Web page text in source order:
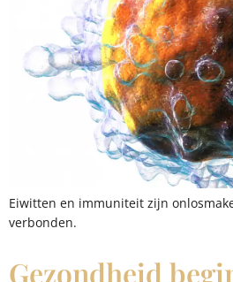
Eiwitten en immuniteit zijn
verbonden.
Gezondheid